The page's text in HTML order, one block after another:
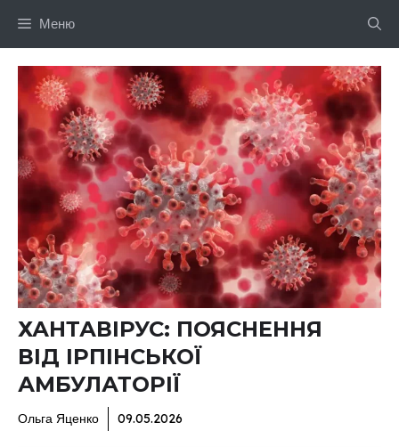
Меню
ХАНТАВІРУС: ПОЯСНЕННЯ
ВІД ІРПІНСЬКОЇ
АМБУЛАТОРІЇ
Ольга Яценко 09.05.2026